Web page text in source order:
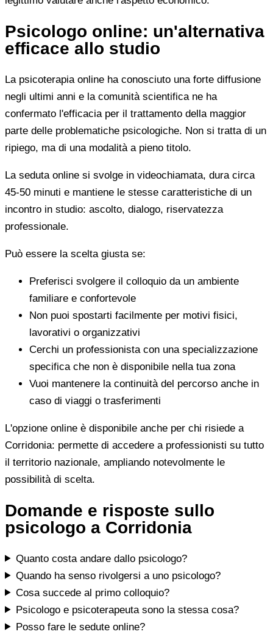
Psicologo online: un'alternativa
efficace allo studio
La psicoterapia online ha conosciuto una forte diffusione
negli ultimi anni e la comunità scientifica ne ha
confermato l'efficacia per il trattamento della maggior
parte delle problematiche psicologiche. Non si tratta di un
ripiego, ma di una modalità a pieno titolo.
La seduta online si svolge in videochiamata, dura circa
45-50 minuti e mantiene le stesse caratteristiche di un
incontro in studio: ascolto, dialogo, riservatezza
professionale.
Può essere la scelta giusta se:
Preferisci svolgere il colloquio da un ambiente
familiare e confortevole
Non puoi spostarti facilmente per motivi fisici,
lavorativi o organizzativi
Cerchi un professionista con una specializzazione
specifica che non è disponibile nella tua zona
Vuoi mantenere la continuità del percorso anche in
caso di viaggi o trasferimenti
L'opzione online è disponibile anche per chi risiede a
Corridonia: permette di accedere a professionisti su tutto
il territorio nazionale, ampliando notevolmente le
possibilità di scelta.
Domande e risposte sullo
psicologo a Corridonia
Quanto costa andare dallo psicologo?
Quando ha senso rivolgersi a uno psicologo?
Cosa succede al primo colloquio?
Psicologo e psicoterapeuta sono la stessa cosa?
Posso fare le sedute online?